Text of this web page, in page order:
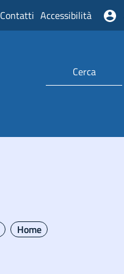
Contatti Accessibilità
Home